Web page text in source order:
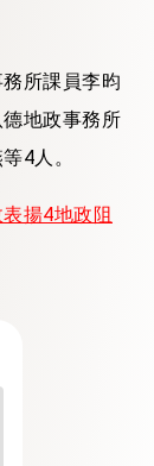
所課員李昀
地政事務所
4人。
揚4地政阻